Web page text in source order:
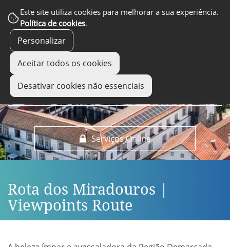
Este site utiliza cookies para melhorar a sua experiência.
Política de cookies.
Personalizar
Aceitar todos os cookies
Desativar cookies não essenciais
Serviços Online
EM DESTAQUE
Rota dos Miradouros |
Viewpoints Route